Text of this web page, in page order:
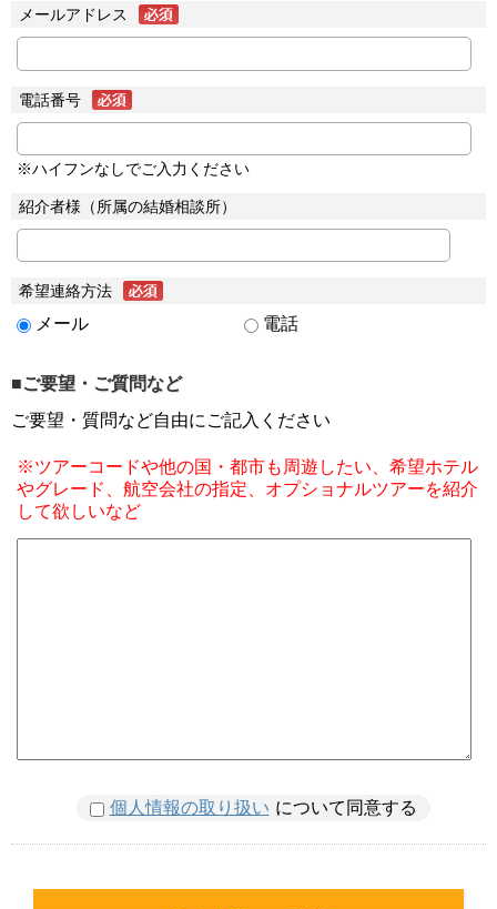
メールアドレス
電話番号
※ハイフンなしでご入力ください
紹介者様（所属の結婚相談所）
希望連絡方法
メール 電話
■ご要望・ご質問など
ご要望・質問など自由にご記入ください
※ツアーコードや他の国・都市も周遊したい、希望ホテル
やグレード、航空会社の指定、オプショナルツアーを紹介
して欲しいなど
個人情報の取り扱い について同意する